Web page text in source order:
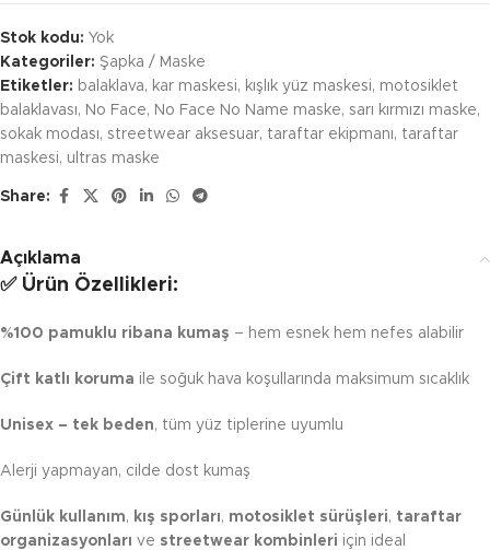
Stok kodu: Yok
Kategoriler: Şapka / Maske
Etiketler: balaklava, kar maskesi, kışlık yüz maskesi, motosiklet
balaklavası, No Face, No Face No Name maske, sarı kırmızı maske,
sokak modası, streetwear aksesuar, taraftar ekipmanı, taraftar
maskesi, ultras maske
Share:
Açıklama
✅ Ürün Özellikleri:
%100 pamuklu ribana kumaş – hem esnek hem nefes alabilir
Çift katlı koruma ile soğuk hava koşullarında maksimum sıcaklık
Unisex – tek beden, tüm yüz tiplerine uyumlu
Alerji yapmayan, cilde dost kumaş
Günlük kullanım, kış sporları, motosiklet sürüşleri, taraftar
organizasyonları ve streetwear kombinleri için ideal